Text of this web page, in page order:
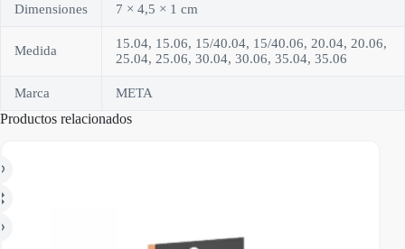
Dimensiones 7 × 4,5 × 1 cm
Medida
15.04, 15.06, 15/40.04, 15/40.06, 20.04, 20.06,
25.04, 25.06, 30.04, 30.06, 35.04, 35.06
Marca META
Productos relacionados